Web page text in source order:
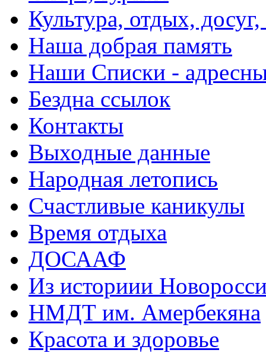
Культура, отдых,
Наша добрая память
Наши Списки -
Бездна ссылок
Контакты
Выходные данные
Народная летопись
Счастливые каникулы
Время отдыха
ДОСААФ
Из историии
НМДТ им. Амербекяна
Красота и здоровье